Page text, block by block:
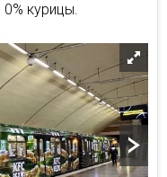
курицы.